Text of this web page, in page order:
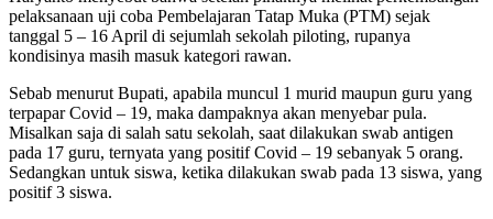
pelaksanaan uji coba Pembelajaran Tatap Muka (PTM) sejak
tanggal 5 – 16 April di sejumlah sekolah piloting, rupanya
kondisinya masih masuk kategori rawan.
Sebab menurut Bupati, apabila muncul 1 murid maupun guru yang
terpapar Covid – 19, maka dampaknya akan menyebar pula.
Misalkan saja di salah satu sekolah, saat dilakukan swab antigen
pada 17 guru, ternyata yang positif Covid – 19 sebanyak 5 orang.
Sedangkan untuk siswa, ketika dilakukan swab pada 13 siswa, yang
positif 3 siswa.